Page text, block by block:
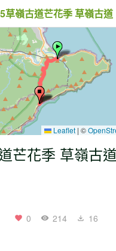
草嶺古道芒花季 草嶺古道
Leaflet | ©
芒花季 草嶺古道
0 214 16